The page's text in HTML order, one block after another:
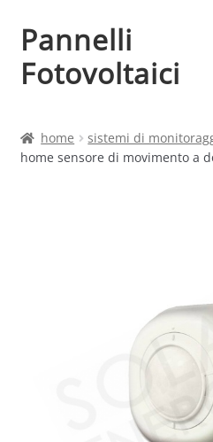
Vai
alla
navigazione
Vai
al
contenuto
Pannelli
Fotovoltaici
Cart
home sistemi di
home sensore di movimento a